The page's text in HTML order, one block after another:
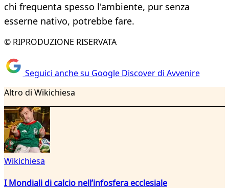
chi frequenta spesso l'ambiente, pur senza
esserne nativo, potrebbe fare.
© RIPRODUZIONE RISERVATA
Seguici anche su Google Discover di Avvenire
Altro di Wikichiesa
Wikichiesa
I Mondiali di calcio nell’infosfera ecclesiale